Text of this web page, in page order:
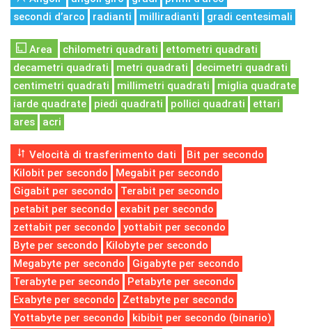
secondi d’arco
radianti milliradianti gradi centesimali
Area chilometri quadrati
ettometri quadrati
decametri quadrati
metri quadrati
decimetri quadrati
centimetri quadrati
millimetri quadrati
miglia quadrate
iarde quadrate
piedi quadrati pollici quadrati
ettari
ares
acri
Velocità di trasferimento dati
Bit per secondo
Kilobit per secondo
Megabit per secondo
Gigabit per secondo
Terabit per secondo
petabit per secondo
exabit per secondo
zettabit per secondo
yottabit per secondo
Byte per secondo
Kilobyte per secondo
Megabyte per secondo
Gigabyte per secondo
Terabyte per secondo
Petabyte per secondo
Exabyte per secondo
Zettabyte per secondo
Yottabyte per secondo
kibibit per secondo (binario)